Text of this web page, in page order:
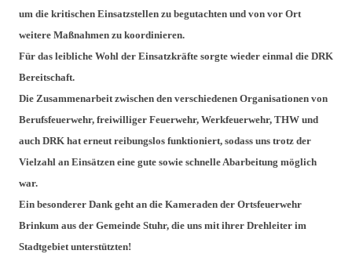
um die kritischen Einsatzstellen zu begutachten und von vor Ort
weitere Maßnahmen zu koordinieren.
Für das leibliche Wohl der Einsatzkräfte sorgte wieder einmal die DRK
Bereitschaft.
Die Zusammenarbeit zwischen den verschiedenen Organisationen von
Berufsfeuerwehr, freiwilliger Feuerwehr, Werkfeuerwehr, THW und
auch DRK hat erneut reibungslos funktioniert, sodass uns trotz der
Vielzahl an Einsätzen eine gute sowie schnelle Abarbeitung möglich
war.
Ein besonderer Dank geht an die Kameraden der Ortsfeuerwehr
Brinkum aus der Gemeinde Stuhr, die uns mit ihrer Drehleiter im
Stadtgebiet unterstützten!